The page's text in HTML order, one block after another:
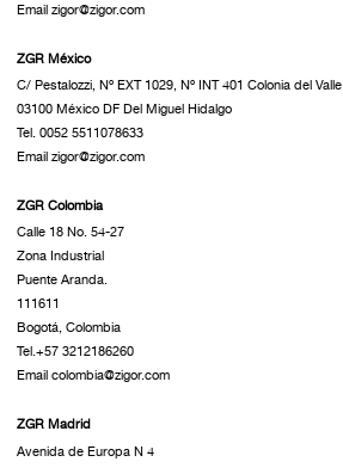
Email zigor@zigor.com
ZGR México
C/ Pestalozzi, Nº EXT 1029, Nº INT 401 Colonia del Valle
03100 México DF Del Miguel Hidalgo
Tel. 0052 5511078633
Email zigor@zigor.com
ZGR Colombia
Calle 18 No. 54-27
Zona Industrial
Puente Aranda.
111611
Bogotá, Colombia
Tel.+57 3212186260
Email colombia@zigor.com
ZGR Madrid
Avenida de Europa N 4